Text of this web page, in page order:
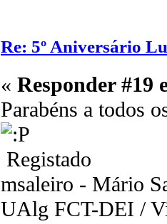
Re: 5º Aniversário
« Responder #19
Parabéns a todos
Registado
msaleiro - Mário
UAlg FCT-DEI /